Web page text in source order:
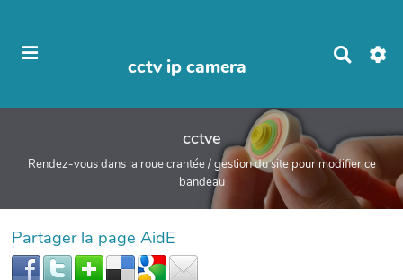
cctv ip camera
h
r
c
h
e
r
cctve
Rendez-vous dans la roue crantée / gestion du site pour modifier ce
bandeau
Partager la page AidE